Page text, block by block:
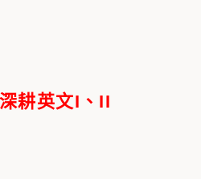
耕英文I、II